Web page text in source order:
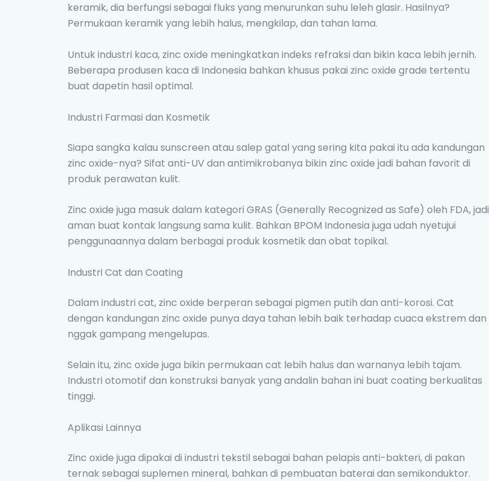
keramik, dia berfungsi sebagai fluks yang menurunkan suhu leleh glasir. Hasilnya?
Permukaan keramik yang lebih halus, mengkilap, dan tahan lama.
Untuk industri kaca, zinc oxide meningkatkan indeks refraksi dan bikin kaca lebih jernih.
Beberapa produsen kaca di Indonesia bahkan khusus pakai zinc oxide grade tertentu
buat dapetin hasil optimal.
Industri Farmasi dan Kosmetik
Siapa sangka kalau sunscreen atau salep gatal yang sering kita pakai itu ada kandungan
zinc oxide-nya? Sifat anti-UV dan antimikrobanya bikin zinc oxide jadi bahan favorit di
produk perawatan kulit.
Zinc oxide juga masuk dalam kategori GRAS (Generally Recognized as Safe) oleh FDA, jadi
aman buat kontak langsung sama kulit. Bahkan BPOM Indonesia juga udah nyetujui
penggunaannya dalam berbagai produk kosmetik dan obat topikal.
Industri Cat dan Coating
Dalam industri cat, zinc oxide berperan sebagai pigmen putih dan anti-korosi. Cat
dengan kandungan zinc oxide punya daya tahan lebih baik terhadap cuaca ekstrem dan
nggak gampang mengelupas.
Selain itu, zinc oxide juga bikin permukaan cat lebih halus dan warnanya lebih tajam.
Industri otomotif dan konstruksi banyak yang andalin bahan ini buat coating berkualitas
tinggi.
Aplikasi Lainnya
Zinc oxide juga dipakai di industri tekstil sebagai bahan pelapis anti-bakteri, di pakan
ternak sebagai suplemen mineral, bahkan di pembuatan baterai dan semikonduktor.